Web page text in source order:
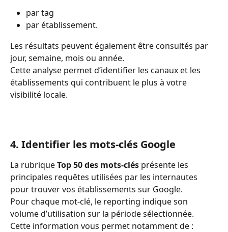
par tag
par établissement.
Les résultats peuvent également être consultés par
jour, semaine, mois ou année.
Cette analyse permet d’identifier les canaux et les
établissements qui contribuent le plus à votre
visibilité locale.
4. Identifier les mots-clés Google
La rubrique Top 50 des mots-clés présente les
principales requêtes utilisées par les internautes
pour trouver vos établissements sur Google.
Pour chaque mot-clé, le reporting indique son
volume d’utilisation sur la période sélectionnée.
Cette information vous permet notamment de :